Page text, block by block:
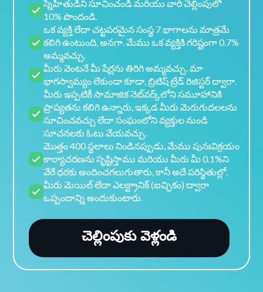
స్నేహితుడిని సూచించండి మరియు వారి చెల్లింపులో
10% పొందండి.
ఒక వ్యక్తి లేదా చట్టపరమైన సంస్థ 7 భాగాలను మాత్రమే
కలిగి ఉంటుంది, అనగా. మేము ఒక వ్యక్తికి గరిష్టంగా 0.7%
అమ్మవచ్చు.
మీరు వెంటనే మీ షేర్లను తిరిగి అమ్మవచ్చు. మా
భాగస్వామ్యం లేకుండా కూడా, బ్రిటిష్ ట్రేడ్ రిజిస్టర్ ద్వారా.
మీరు ఇప్పటికీ సామాజిక నెట్‌వర్క్‌లోని సమూహానికి
ప్రాప్యతను కలిగి ఉన్నారు, ఇక్కడ మీరు మెరుగుదలలను
సూచించవచ్చు లేదా సంఘంలోని వ్యక్తుల నుండి
సూచనలకు ఓటు వేయవచ్చు.
మొత్తం 400 స్థలాలు నిండినప్పుడు, మేము పునఃవిక్రయం
కార్యాచరణను సృష్టిస్తాము మరియు మీరు మీ 0.1%ని
వేరే ధరకు అందించగలుగుతారు, కానీ అదే పరిస్థితుల్లో.
మీరు మెయిల్ లేదా ఎలక్ట్రానిక్ (ఐచ్ఛికం) ద్వారా
ఒప్పందాన్ని అందుకుంటారు.
చెల్లింపుకు వెళ్లండి